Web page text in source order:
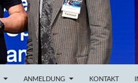
ANMELDUNG KONTAKT